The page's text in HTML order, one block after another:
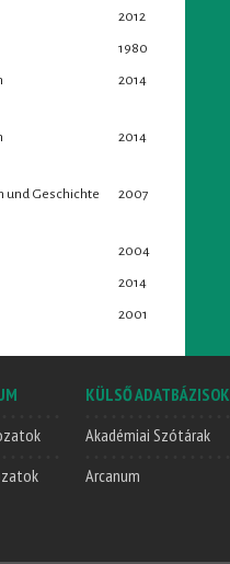
2012
1980
2014
2014
und Geschichte
2007
2004
2014
2001
KÜLSŐ ADATBÁZISOK
Akadémiai Szótárak
Arcanum